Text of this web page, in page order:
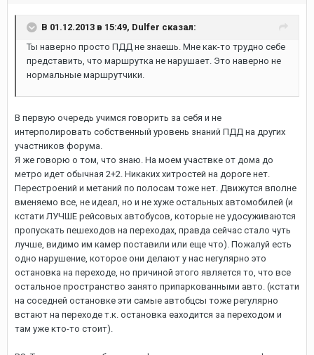
В 01.12.2013 в 15:49, Dulfer сказал:
Ты наверно просто ПДД не знаешь. Мне как-то трудно себе
представить, что маршрутка не нарушает. Это наверно не
нормальные маршрутчики.
В первую очередь учимся говорить за себя и не
интерполировать собственный уровень знаний ПДД на других
участников форума.
Я же говорю о том, что знаю. На моем участвке от дома до
метро идет обычная 2+2. Никаких хитростей на дороге нет.
Перестроений и метаний по полосам тоже нет. Движутся вполне
вменяемо все, не идеал, но и не хуже остальных автомобилей (и
кстати ЛУЧШЕ рейсовых автобусов, которые не удосуживаются
пропускать пешеходов на переходах, правда сейчас стало чуть
лучше, видимо им камер поставили или еще что). Пожалуй есть
одно нарушение, которое они делают у нас негулярно это
остановка на переходе, но причиной этого является то, что все
остальное пространство занято припаркованными авто. (кстати
на соседней остановке эти самые автобцсы тоже регулярно
встают на переходе т.к. остановка еаходится за переходом и
там уже кто-то стоит).